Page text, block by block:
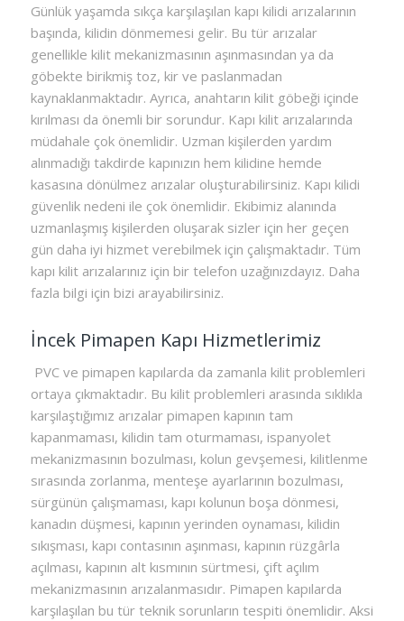
Günlük yaşamda sıkça karşılaşılan kapı kilidi arızalarının
başında, kilidin dönmemesi gelir. Bu tür arızalar
genellikle kilit mekanizmasının aşınmasından ya da
göbekte birikmiş toz, kir ve paslanmadan
kaynaklanmaktadır. Ayrıca, anahtarın kilit göbeği içinde
kırılması da önemli bir sorundur. Kapı kilit arızalarında
müdahale çok önemlidir. Uzman kişilerden yardım
alınmadığı takdirde kapınızın hem kilidine hemde
kasasına dönülmez arızalar oluşturabilirsiniz. Kapı kilidi
güvenlik nedeni ile çok önemlidir. Ekibimiz alanında
uzmanlaşmış kişilerden oluşarak sizler için her geçen
gün daha iyi hizmet verebilmek için çalışmaktadır. Tüm
kapı kilit arızalarınız için bir telefon uzağınızdayız. Daha
fazla bilgi için bizi arayabilirsiniz.
İncek Pimapen Kapı Hizmetlerimiz
PVC ve pimapen kapılarda da zamanla kilit problemleri
ortaya çıkmaktadır. Bu kilit problemleri arasında sıklıkla
karşılaştığımız arızalar pimapen kapının tam
kapanmaması, kilidin tam oturmaması, ispanyolet
mekanizmasının bozulması, kolun gevşemesi, kilitlenme
sırasında zorlanma, menteşe ayarlarının bozulması,
sürgünün çalışmaması, kapı kolunun boşa dönmesi,
kanadın düşmesi, kapının yerinden oynaması, kilidin
sıkışması, kapı contasının aşınması, kapının rüzgârla
açılması, kapının alt kısmının sürtmesi, çift açılım
mekanizmasının arızalanmasıdır. Pimapen kapılarda
karşılaşılan bu tür teknik sorunların tespiti önemlidir. Aksi